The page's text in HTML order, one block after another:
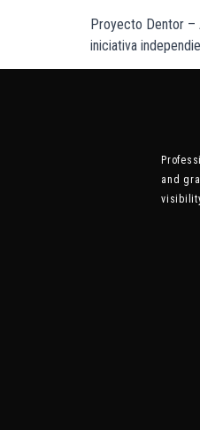
Proyecto Dentor –
iniciativa
and